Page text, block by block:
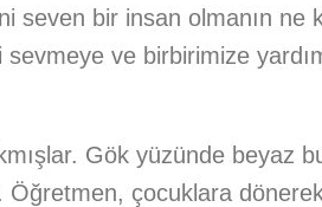
seven bir insan olmanın ne
ve birbirimize
Gök yüzünde beyaz
çocuklara